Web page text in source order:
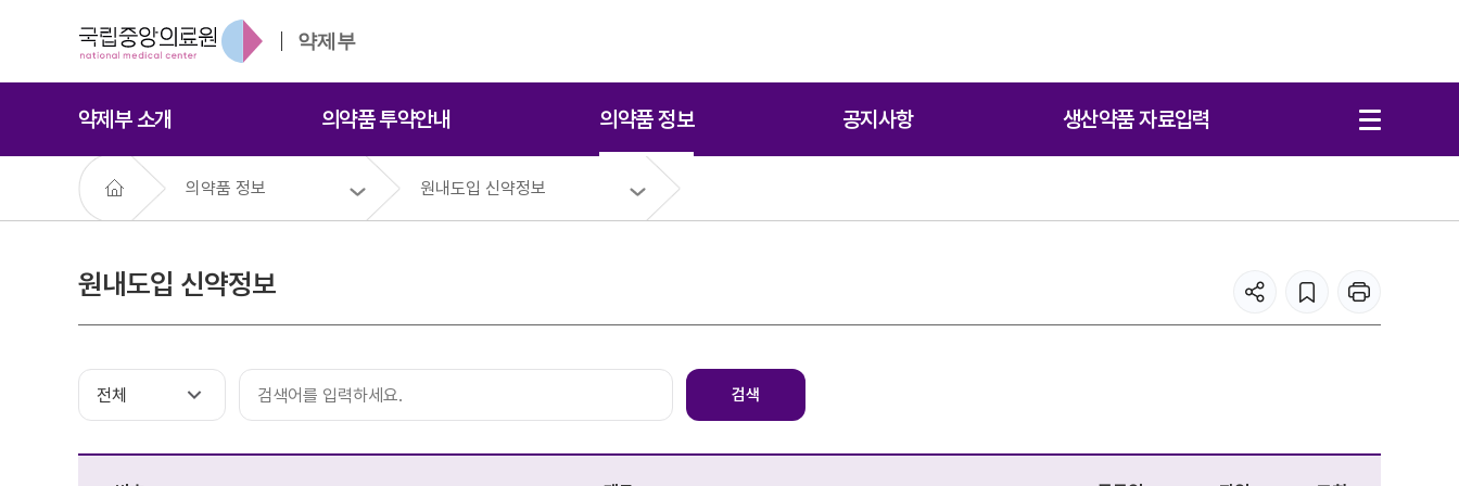
약제부
약제부 소개 의약품 투약안내 의약품 정보 공지사항 생산약품 자료입력
의약품 정보 원내도입 신약정보
원내도입 신약정보
검색